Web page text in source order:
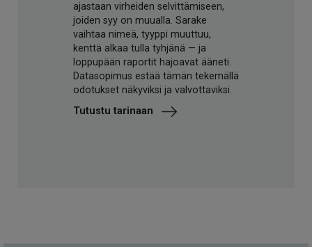
ajastaan virheiden selvittämiseen,
joiden syy on muualla. Sarake
vaihtaa nimeä, tyyppi muuttuu,
kenttä alkaa tulla tyhjänä — ja
loppupään raportit hajoavat ääneti.
Datasopimus estää tämän tekemällä
odotukset näkyviksi ja valvottaviksi.
Tutustu tarinaan